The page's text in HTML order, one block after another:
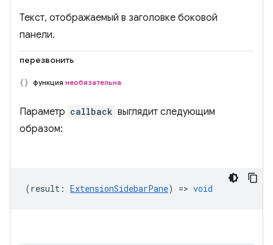
Текст, отображаемый в заголовке боковой
панели.
перезвонить
функция необязательна
Параметр callback выглядит следующим
образом:
(result : ExtensionSidebarPane) => void